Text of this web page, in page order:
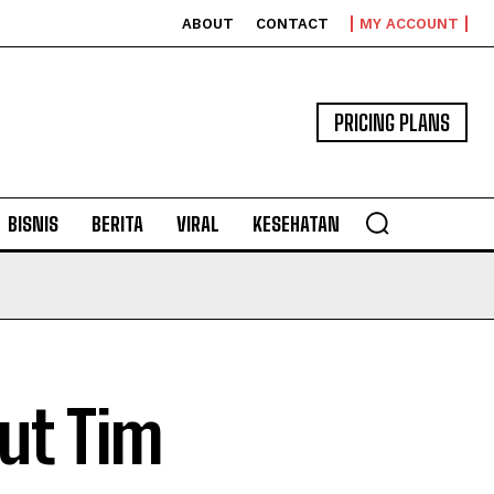
ABOUT CONTACT MY ACCOUNT
PRICING PLANS
BISNIS BERITA VIRAL KESEHATAN
Tim